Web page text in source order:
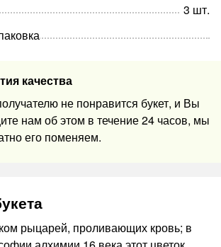
качества
не понравится букет, и Вы
нам об этом в течение 24 часов, мы
его поменяем.
3 шт.
рыцарей, проливающих кровь; в